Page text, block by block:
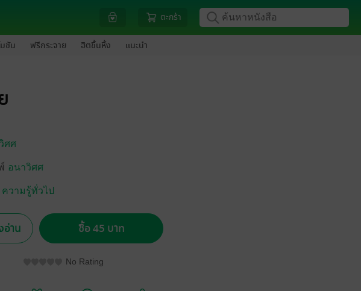
ตะกร้า
มชัน ฟรีกระจาย ฮิตขึ้นหิ้ง แนะนำ
ศศ
อนาวิศศ
ความรู้ทั่วไป
าน ซื้อ 45 บาท
No Rating